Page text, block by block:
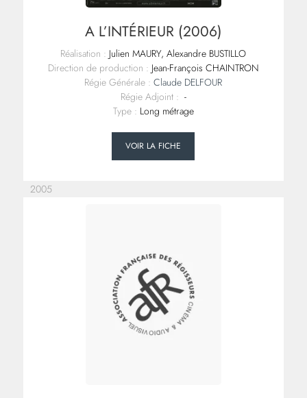
A L’INTÉRIEUR (2006)
Réalisation : Julien MAURY, Alexandre BUSTILLO
Direction de production : Jean-François CHAINTRON
Régie Générale : Claude DELFOUR
Régie Adjoint : -
Type : Long métrage
VOIR LA FICHE
2005